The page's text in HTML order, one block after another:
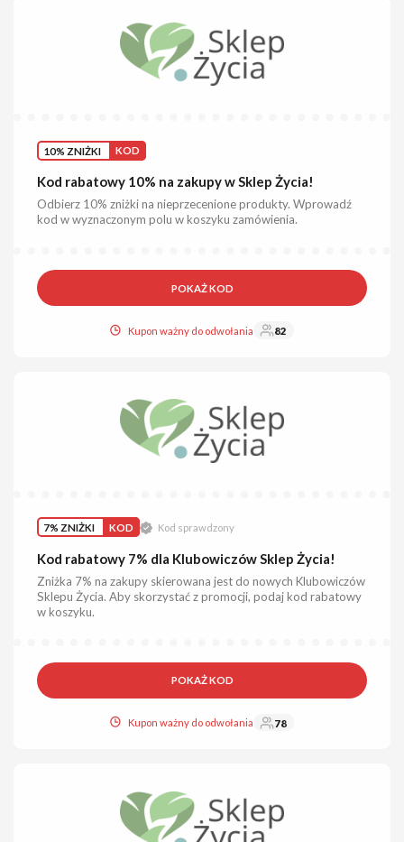
10% ZNIŻKI KOD
Kod rabatowy 10% na zakupy w Sklep Życia!
Odbierz 10% zniżki na nieprzecenione produkty. Wprowadź
kod w wyznaczonym polu w koszyku zamówienia.
POKAŻ KOD
Kupon ważny do odwołania 82
7% ZNIŻKI KOD Kod sprawdzony
Kod rabatowy 7% dla Klubowiczów Sklep Życia!
Zniżka 7% na zakupy skierowana jest do nowych Klubowiczów
Sklepu Życia. Aby skorzystać z promocji, podaj kod rabatowy
w koszyku.
POKAŻ KOD
Kupon ważny do odwołania 78